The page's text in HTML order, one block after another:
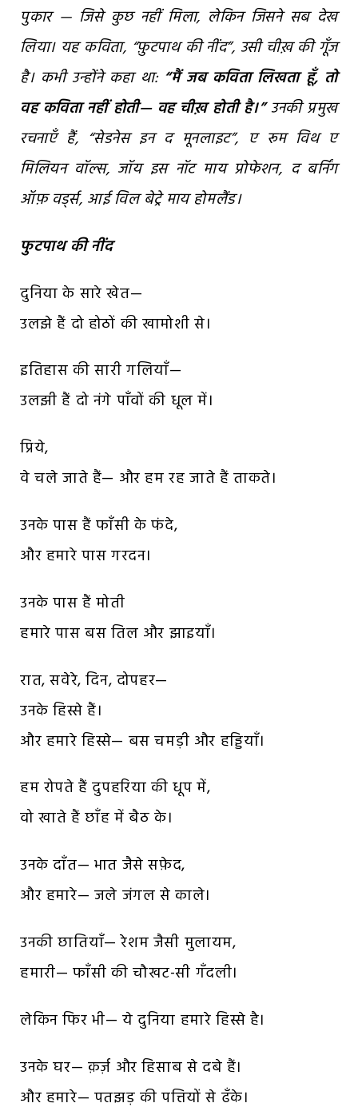
पुकार — जिसे कुछ नहीं मिला, लेकिन जिसने सब देख
लिया। यह कविता, “फ़ुटपाथ की नींद”, उसी चीख़ की गूँज
है। कभी उन्होंने कहा था: “मैं जब कविता लिखता हूँ, तो
वह कविता नहीं होती— वह चीख़ होती है।”उनकी प्रमुख
रचनाएँ हैं, “सेडनेस इन द मूनलाइट”, ए रूम विथ ए
मिलियन वॉल्स, जॉय इस नॉट माय प्रोफेशन, द बर्निंग
ऑफ़ वर्ड्स, आई विल बेट्रे माय होमलैंड।
फुटपाथ की नींद
दुनिया के सारे खेत—
उलझे हैं दो होठों की खामोशी से।
इतिहास की सारी गलियाँ—
उलझी हैं दो नंगे पाँवों की धूल में।
प्रिये,
वे चले जाते हैं— और हम रह जाते हैं ताकते।
उनके पास हैं फाँसी के फंदे,
और हमारे पास गरदन।
उनके पास हैं मोती
हमारे पास बस तिल और झाइयाँ।
रात, सवेरे, दिन, दोपहर—
उनके हिस्से हैं।
और हमारे हिस्से— बस चमड़ी और हड्डियाँ।
हम रोपते हैं दुपहरिया की धूप में,
वो खाते हैं छाँह में बैठ के।
उनके दाँत— भात जैसे सफ़ेद,
और हमारे— जले जंगल से काले।
उनकी छातियाँ— रेशम जैसी मुलायम,
हमारी— फाँसी की चौखट-सी गँदली।
लेकिन फिर भी— ये दुनिया हमारे हिस्से है।
उनके घर— क़र्ज़ और हिसाब से दबे हैं।
और हमारे— पतझड़ की पत्तियों से ढँके।